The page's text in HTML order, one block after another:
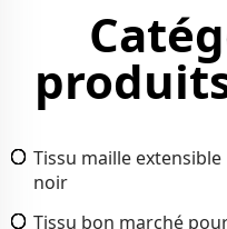
Tissu maille extensible
noir
Tissu bon marché